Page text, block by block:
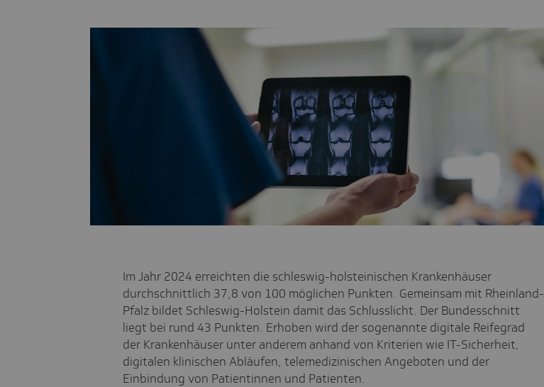
Im Jahr 2024 erreichten die schleswig-holsteinischen Krankenhäuser
durchschnittlich 37,8 von 100 möglichen Punkten. Gemeinsam mit Rheinland-
Pfalz bildet Schleswig-Holstein damit das Schlusslicht. Der Bundesschnitt
liegt bei rund 43 Punkten. Erhoben wird der sogenannte digitale Reifegrad
der Krankenhäuser unter anderem anhand von Kriterien wie IT-Sicherheit,
digitalen klinischen Abläufen, telemedizinischen Angeboten und der
Einbindung von Patientinnen und Patienten.